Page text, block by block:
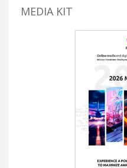
MEDIA KIT